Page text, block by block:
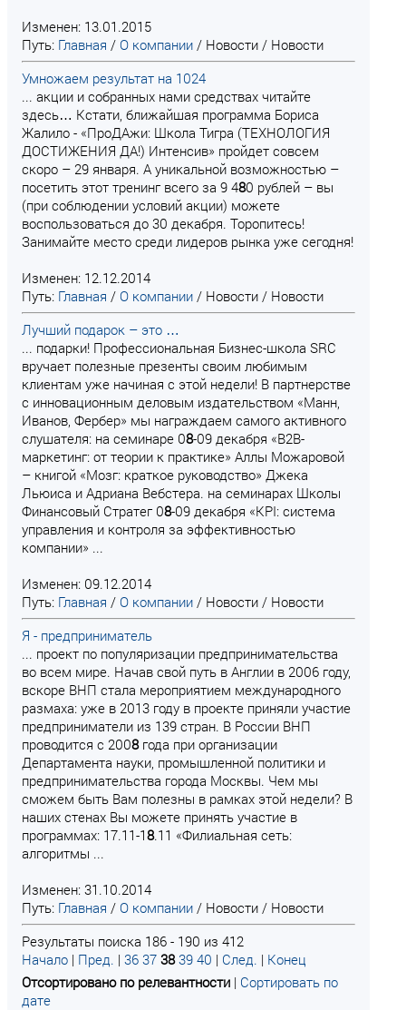
Изменен: 13.01.2015
Путь: Главная / О компании / Новости / Новости
Умножаем результат на 1024
... акции и собранных нами средствах читайте
здесь… Кстати, ближайшая программа Бориса
Жалило - «ПроДАжи: Школа Тигра (ТЕХНОЛОГИЯ
ДОСТИЖЕНИЯ ДА!) Интенсив» пройдет совсем
скоро – 29 января. А уникальной возможностью –
посетить этот тренинг всего за 9 480 рублей – вы
(при соблюдении условий акции) можете
воспользоваться до 30 декабря. Торопитесь!
Занимайте место среди лидеров рынка уже сегодня!
Изменен: 12.12.2014
Путь: Главная / О компании / Новости / Новости
Лучший подарок – это …
... подарки! Профессиональная Бизнес-школа SRC
вручает полезные презенты своим любимым
клиентам уже начиная с этой недели! В партнерстве
с инновационным деловым издательством «Манн,
Иванов, Фербер» мы награждаем самого активного
слушателя: на семинаре 08-09 декабря «В2В-
маркетинг: от теории к практике» Аллы Можаровой
– книгой «Мозг: краткое руководство» Джека
Льюиса и Адриана Вебстера. на семинарах Школы
Финансовый Стратег 08-09 декабря «KPI: система
управления и контроля за эффективностью
компании» ...
Изменен: 09.12.2014
Путь: Главная / О компании / Новости / Новости
Я - предприниматель
... проект по популяризации предпринимательства
во всем мире. Начав свой путь в Англии в 2006 году,
вскоре ВНП стала мероприятием международного
размаха: уже в 2013 году в проекте приняли участие
предприниматели из 139 стран. В России ВНП
проводится с 2008года при организации
Департамента науки, промышленной политики и
предпринимательства города Москвы. Чем мы
сможем быть Вам полезны в рамках этой недели? В
наших стенах Вы можете принять участие в
программах: 17.11-18.11 «Филиальная сеть:
алгоритмы ...
Изменен: 31.10.2014
Путь: Главная / О компании / Новости / Новости
Результаты поиска 186 - 190 из 412
Начало | Пред. | 36 37 38 39 40 | След. | Конец
Отсортировано по релевантности | Сортировать по
дате